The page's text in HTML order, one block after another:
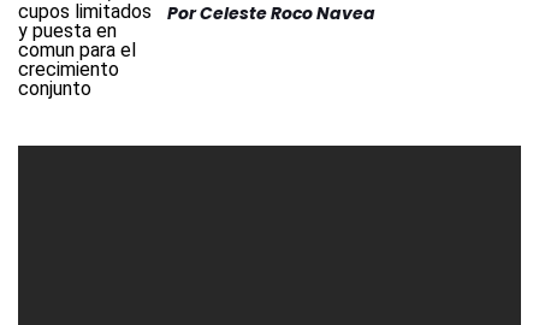
PorCeleste Roco Navea